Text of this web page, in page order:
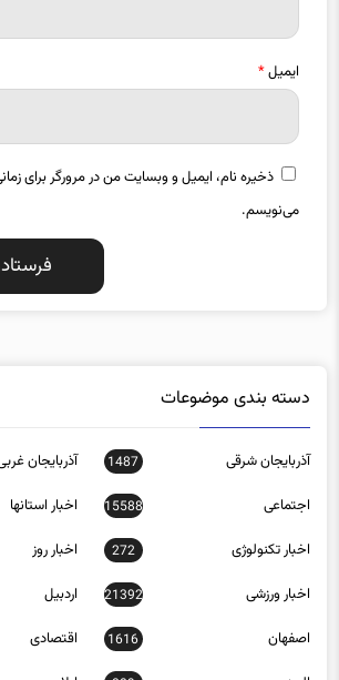
ایمیل*
ذخیره نام، ایمیل و وبسایت من در مرورگر برای
می‌نویسم.
آذربایجان شرقی
اجتماعی 15588 اخبار استانها
اخبار تکنولوژی 272 اخبار روز
اخبار ورزشی 21392 اردبیل
اصفهان 1616 اقتصادی
البرز 809 ایلام